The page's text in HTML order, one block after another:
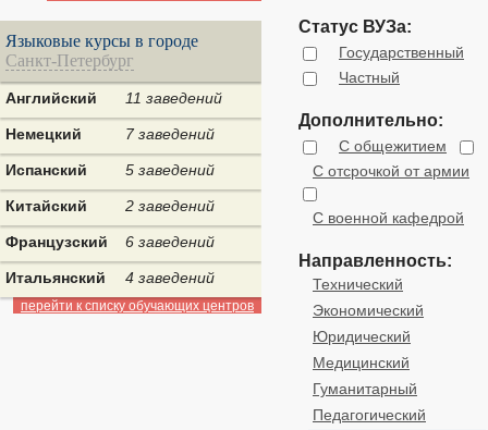
Статус ВУЗа:
Государственный
Частный
Дополнительно:
С общежитием
С отсрочкой от армии
С военной кафедрой
Направленность:
Технический
Экономический
Юридический
Медицинский
Гуманитарный
Педагогический
Языковые курсы в городе
Санкт-Петербург
Английский 11 заведений
Немецкий 7 заведений
Испанский 5 заведений
Китайский 2 заведений
Французский 6 заведений
Итальянский 4 заведений
перейти к списку обучающих центров